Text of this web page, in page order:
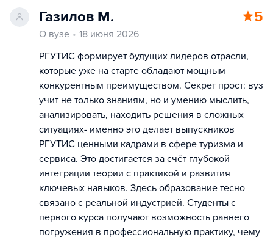
Газилов М. 5
О вузе
18 июня 2026
РГУТИС формирует будущих лидеров отрасли,
которые уже на старте обладают мощным
конкурентным преимуществом. Секрет прост: вуз
учит не только знаниям, но и умению мыслить,
анализировать, находить решения в сложных
ситуациях- именно это делает выпускников
РГУТИС ценными кадрами в сфере туризма и
сервиса. Это достигается за счёт глубокой
интеграции теории с практикой и развития
ключевых навыков. Здесь образование тесно
связано с реальной индустрией. Студенты с
первого курса получают возможность раннего
погружения в профессиональную практику, чему